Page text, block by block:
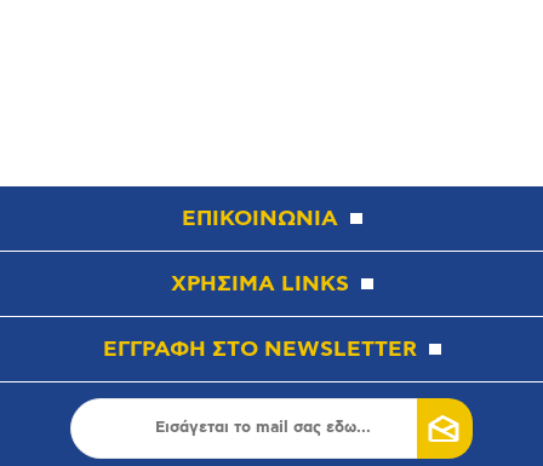
ΕΠΙΚΟΙΝΩΝΙΑ
ΧΡΗΣΙΜΑ LINKS
ΕΓΓΡΑΦΗ ΣΤΟ NEWSLETTER